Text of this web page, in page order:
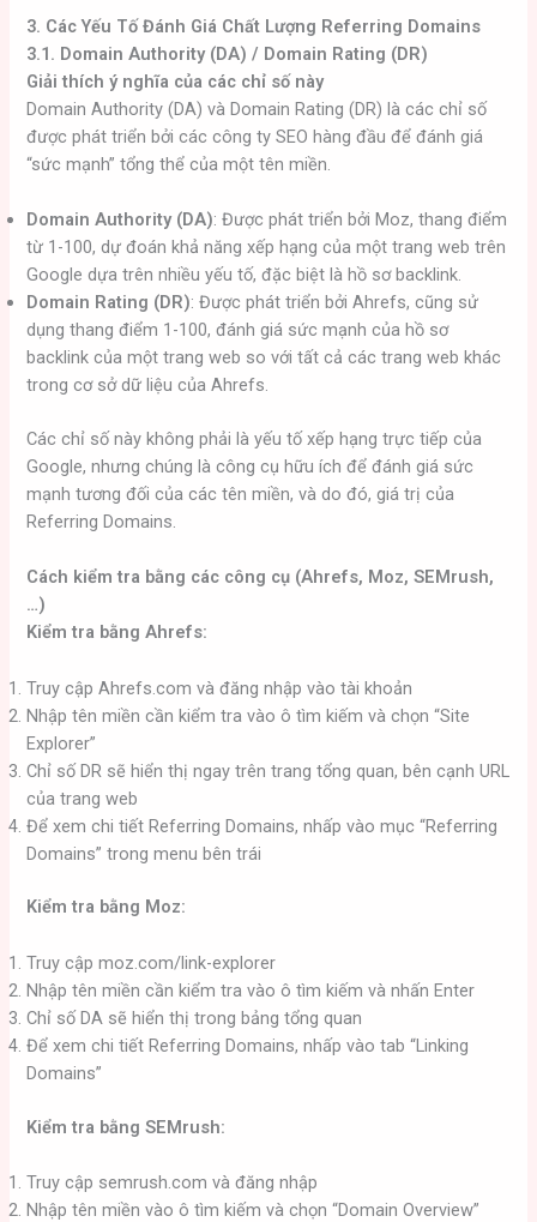
3. Các Yếu Tố Đánh Giá Chất Lượng Referring Domains
3.1. Domain Authority (DA) / Domain Rating (DR)
Giải thích ý nghĩa của các chỉ số này
Domain Authority (DA) và Domain Rating (DR) là các chỉ số
được phát triển bởi các công ty SEO hàng đầu để đánh giá
“sức mạnh” tổng thể của một tên miền.
Domain Authority (DA): Được phát triển bởi Moz, thang điểm
từ 1-100, dự đoán khả năng xếp hạng của một trang web trên
Google dựa trên nhiều yếu tố, đặc biệt là hồ sơ backlink.
Domain Rating (DR): Được phát triển bởi Ahrefs, cũng sử
dụng thang điểm 1-100, đánh giá sức mạnh của hồ sơ
backlink của một trang web so với tất cả các trang web khác
trong cơ sở dữ liệu của Ahrefs.
Các chỉ số này không phải là yếu tố xếp hạng trực tiếp của
Google, nhưng chúng là công cụ hữu ích để đánh giá sức
mạnh tương đối của các tên miền, và do đó, giá trị của
Referring Domains.
Cách kiểm tra bằng các công cụ (Ahrefs, Moz, SEMrush,
…)
Kiểm tra bằng Ahrefs:
Truy cập Ahrefs.com và đăng nhập vào tài khoản
Nhập tên miền cần kiểm tra vào ô tìm kiếm và chọn “Site
Explorer”
Chỉ số DR sẽ hiển thị ngay trên trang tổng quan, bên cạnh URL
của trang web
Để xem chi tiết Referring Domains, nhấp vào mục “Referring
Domains” trong menu bên trái
Kiểm tra bằng Moz:
Truy cập moz.com/link-explorer
Nhập tên miền cần kiểm tra vào ô tìm kiếm và nhấn Enter
Chỉ số DA sẽ hiển thị trong bảng tổng quan
Để xem chi tiết Referring Domains, nhấp vào tab “Linking
Domains”
Kiểm tra bằng SEMrush:
Truy cập semrush.com và đăng nhập
Nhập tên miền vào ô tìm kiếm và chọn “Domain Overview”